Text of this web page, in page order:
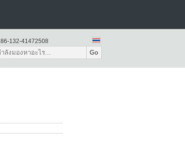
86-132-41472508
Go